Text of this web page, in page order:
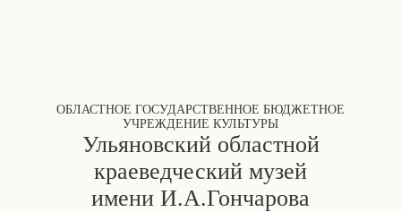
ОБЛАСТНОЕ ГОСУДАРСТВЕННОЕ БЮДЖЕТНОЕ
УЧРЕЖДЕНИЕ КУЛЬТУРЫ
Ульяновский областной
краеведческий музей
имени И.А.Гончарова